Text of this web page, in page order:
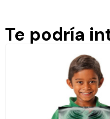
Te podría